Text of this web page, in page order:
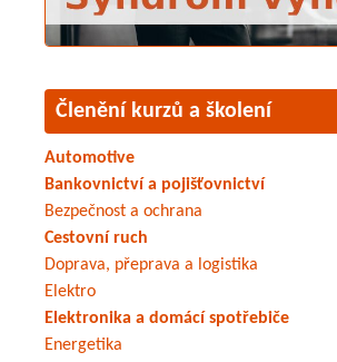
Členění kurzů a školení
Automotive
Bankovnictví a pojišťovnictví
Bezpečnost a ochrana
Cestovní ruch
Doprava, přeprava a logistika
Elektro
Elektronika a domácí spotřebiče
Energetika